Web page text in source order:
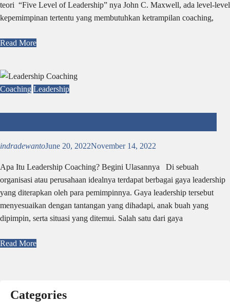
teori “Five Level of Leadership” nya John C. Maxwell, ada level-level
kepemimpinan tertentu yang membutuhkan ketrampilan coaching,
Read More
Coaching Leadership
indradewantoJune 20, 2022November 14, 2022
Apa Itu Leadership Coaching? Begini Ulasannya Di sebuah
organisasi atau perusahaan idealnya terdapat berbagai gaya leadership
yang diterapkan oleh para pemimpinnya. Gaya leadership tersebut
menyesuaikan dengan tantangan yang dihadapi, anak buah yang
dipimpin, serta situasi yang ditemui. Salah satu dari gaya
Read More
Categories